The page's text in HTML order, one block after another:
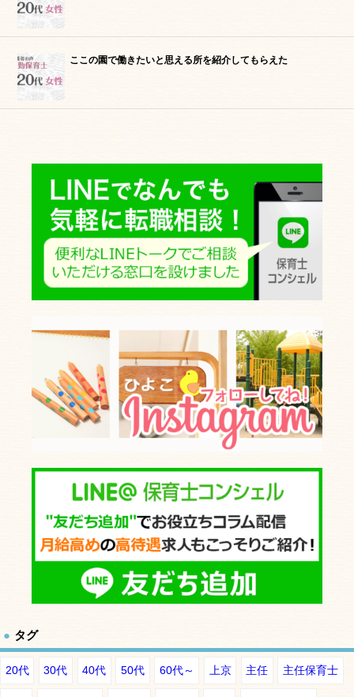
ここの園で働きたいと思える所を紹介してもらえた
タグ
20代 30代 40代 50代 60代～ 上京 主任 主任保育士